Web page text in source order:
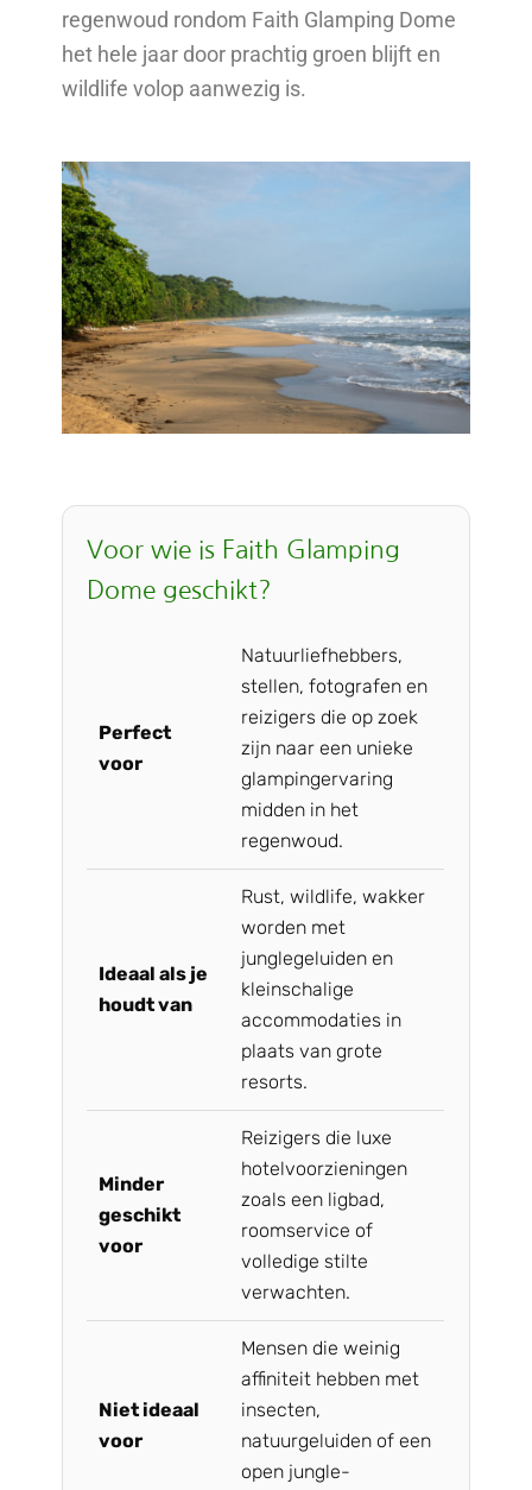
regenwoud rondom Faith Glamping Dome
het hele jaar door prachtig groen blijft en
wildlife volop aanwezig is.
Voor wie is Faith Glamping
Dome geschikt?
Perfect
voor
Natuurliefhebbers,
stellen, fotografen en
reizigers die op zoek
zijn naar een unieke
glampingervaring
midden in het
regenwoud.
Ideaal als je
houdt van
Rust, wildlife, wakker
worden met
junglegeluiden en
kleinschalige
accommodaties in
plaats van grote
resorts.
Minder
geschikt
voor
Reizigers die luxe
hotelvoorzieningen
zoals een ligbad,
roomservice of
volledige stilte
verwachten.
Niet ideaal
voor
Mensen die weinig
affiniteit hebben met
insecten,
natuurgeluiden of een
open jungle-